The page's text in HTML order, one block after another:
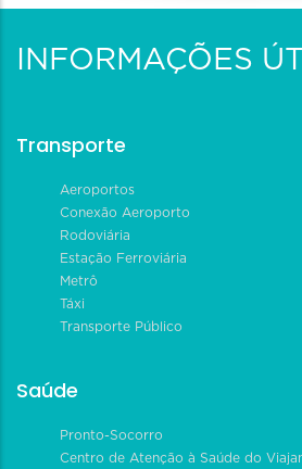
INFORMAÇÕES
Transporte
Aeroportos
Conexão Aeroporto
Rodoviária
Estação Ferroviária
Metrô
Táxi
Transporte Público
Saúde
Pronto-Socorro
Centro de Atenção à Saúde do